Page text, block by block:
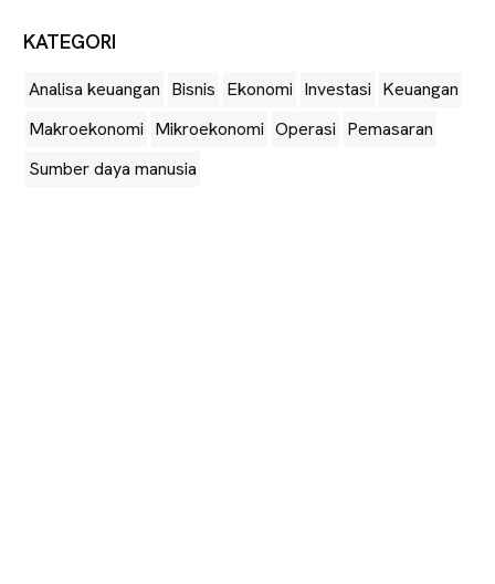
KATEGORI
Analisa keuangan Bisnis Ekonomi Investasi Keuangan
Makroekonomi Mikroekonomi Operasi Pemasaran
Sumber daya manusia